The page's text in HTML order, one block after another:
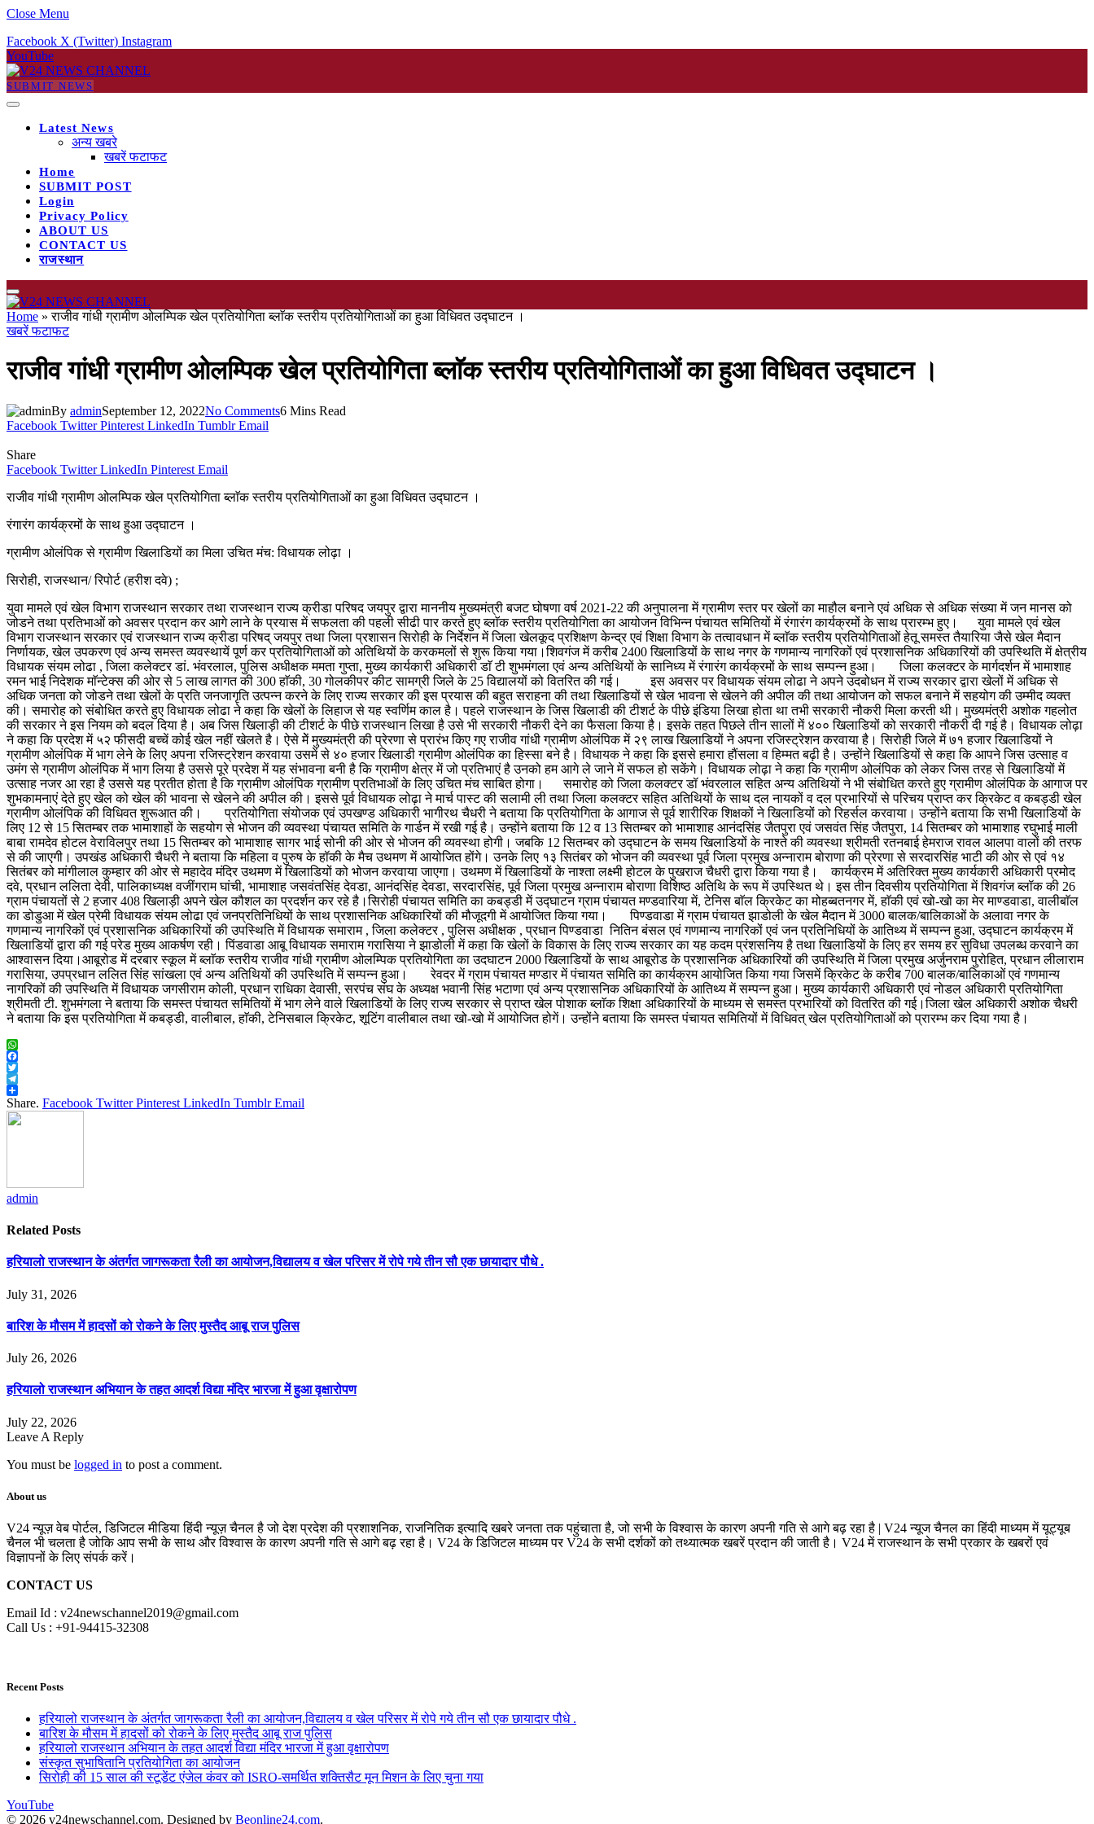
Close Menu
Facebook X (Twitter) Instagram
YouTube
SUBMIT NEWS
Latest News
अन्य खबरे
खबरें फटाफट
Home
SUBMIT POST
Login
Privacy Policy
ABOUT US
CONTACT US
राजस्थान
Home »राजीव गांधी ग्रामीण ओलम्पिक खेल प्रतियोगिता ब्लाॅक स्तरीय प्रतियोगिताओं का हुआ विधिवत उद्घाटन ।
खबरें फटाफट
राजीव गांधी ग्रामीण ओलम्पिक खेल प्रतियोगिता ब्लाॅक स्तरीय प्रतियोगिताओं का हुआ विधिवत उद्घाटन ।
By adminSeptember 12, 2022No Comments6 Mins Read
Facebook Twitter Pinterest LinkedIn Tumblr Email
Share
Facebook Twitter LinkedIn Pinterest Email
राजीव गांधी ग्रामीण ओलम्पिक खेल प्रतियोगिता ब्लाॅक स्तरीय प्रतियोगिताओं का हुआ विधिवत उद्घाटन ।
रंगारंग कार्यक्रमों के साथ हुआ उद्घाटन ।
ग्रामीण ओलंपिक से ग्रामीण खिलाडियों का मिला उचित मंच: विधायक लोढ़ा ।
सिरोही, राजस्थान/ रिपोर्ट (हरीश दवे) ;
युवा मामले एवं खेल विभाग राजस्थान सरकार तथा राजस्थान राज्य क्रीडा परिषद जयपुर द्वारा माननीय मुख्यमंत्री बजट घोषणा वर्ष 2021-22 की अनुपालना में ग्रामीण स्तर पर खेलों का माहौल बनाने एवं अधिक से अधिक संख्या में जन मानस को
जोडने तथा प्रतिभाओं को अवसर प्रदान कर आगे लाने के प्रयास में सफलता की पहली सीढी पार करते हुए ब्लाॅक स्तरीय प्रतियोगिता का आयोजन विभिन्न पंचायत समितियों में रंगारंग कार्यक्रमों के साथ प्रारम्भ हुए। युवा मामले एवं खेल
विभाग राजस्थान सरकार एवं राजस्थान राज्य क्रीडा परिषद् जयपुर तथा जिला प्रशासन सिरोही के निर्देशन में जिला खेलकूद प्रशिक्षण केन्द्र एवं शिक्षा विभाग के तत्वावधान में ब्लाॅक स्तरीय प्रतियोगिताओं हेतू समस्त तैयारिया जैसे खेल मैदान
निर्णायक, खेल उपकरण एवं अन्य समस्त व्यवस्थायें पूर्ण कर प्रतियोगिताओं को अतिथियों के करकमलों से शुरू किया गया।शिवगंज में करीब 2400 खिलाडियों के साथ नगर के गणमान्य नागरिकों एवं प्रशासनिक अधिकारियों की उपस्थिति में क्षेत्रीय
विधायक संयम लोढा , जिला कलेक्टर डां. भंवरलाल, पुलिस अधीक्षक ममता गुप्ता, मुख्य कार्यकारी अधिकारी डाॅ टी शुभमंगला एवं अन्य अतिथियों के सानिध्य में रंगारंग कार्यक्रमों के साथ सम्पन्न हुआ। जिला कलक्टर के मार्गदर्शन में भामाशाह
रमन भाई निदेशक माॅन्टेक्स की ओर से 5 लाख लागत की 300 हाॅकी, 30 गोलकीपर कीट सामग्री जिले के 25 विद्यालयों को वितरित की गई। इस अवसर पर विधायक संयम लोढा ने अपने उदबोधन में राज्य सरकार द्वारा खेलों में अधिक से
अधिक जनता को जोडने तथा खेलों के प्रति जनजागृति उत्पन्न करने के लिए राज्य सरकार की इस प्रयास की बहुत सराहना की तथा खिलाडियों से खेल भावना से खेलने की अपील की तथा आयोजन को सफल बनाने में सहयोग की उम्मीद व्यक्त
की। समारोह को संबोधित करते हुए विधायक लोढा ने कहा कि खेलों के लिहाज से यह स्वर्णिम काल है। पहले राजस्थान के जिस खिलाडी की टीशर्ट के पीछे इंडिया लिखा होता था तभी सरकारी नौकरी मिला करती थी। मुख्यमंत्री अशोक गहलोत
की सरकार ने इस नियम को बदल दिया है। अब जिस खिलाड़ी की टीशर्ट के पीछे राजस्थान लिखा है उसे भी सरकारी नौकरी देने का फैसला किया है। इसके तहत पिछले तीन सालों में ४०० खिलाडियों को सरकारी नौकरी दी गई है। विधायक लोढ़ा
ने कहा कि प्रदेश में ५२ फीसदी बच्चें कोई खेल नहीं खेलते है। ऐसे मेें मुख्यमंत्री की प्रेरणा से प्रारंभ किए गए राजीव गांधी ग्रामीण ओलंपिक में २९ लाख खिलाडियों ने अपना रजिस्ट्रेशन करवाया है। सिरोही जिले में ७१ हजार खिलाडियों ने
ग्रामीण ओलंपिक में भाग लेने के लिए अपना रजिस्ट्रेशन करवाया उसमें से ४० हजार खिलाडी ग्रामीण ओलंपिक का हिस्सा बने है। विधायक ने कहा कि इससे हमारा हौंसला व हिम्मत बढ़ी है। उन्होंने खिलाडियों से कहा कि आपने जिस उत्साह व
उमंग से ग्रामीण ओलंपिक में भाग लिया है उससे पूरे प्रदेश में यह संभावना बनी है कि ग्रामीण क्षेत्र में जो प्रतिभाएं है उनको हम आगे ले जाने में सफल हो सकेंगे। विधायक लोढ़ा ने कहा कि ग्रामीण ओलंपिक को लेकर जिस तरह से खिलाडियों में
उत्साह नजर आ रहा है उससे यह प्रतीत होता है कि ग्रामीण ओलंपिक ग्रामीण प्रतिभाओं के लिए उचित मंच साबित होगा। समारोह को जिला कलक्टर डॉ भंवरलाल सहित अन्य अतिथियों ने भी संबोधित करते हुए ग्रामीण ओलंपिक के आगाज पर
शुभकामनाएं देते हुए खेल को खेल की भावना से खेलने की अपील की। इससे पूर्व विधायक लोढ़ा ने मार्च पास्ट की सलामी ली तथा जिला कलक्टर सहित अतिथियों के साथ दल नायकों व दल प्रभारियों से परिचय प्राप्त कर क्रिकेट व कबड्डी खेल
ग्रामीण ओलंपिक की विधिवत शुरूआत की। प्रतियोगिता संयोजक एवं उपखण्ड अधिकारी भागीरथ चैधरी ने बताया कि प्रतियोगिता के आगाज से पूर्व शारीरिक शिक्षकों ने खिलाडियों को रिहर्सल करवाया। उन्होंने बताया कि सभी खिलाडियों के
लिए 12 से 15 सितम्बर तक भामाशाहों के सहयोग से भोजन की व्यवस्था पंचायत समिति के गार्डन में रखी गई है। उन्होंने बताया कि 12 व 13 सितम्बर को भामाशाह आनंदसिंह जैतपुरा एवं जसवंत सिंह जैतपुरा, 14 सितम्बर को भामाशाह रघुभाई माली
बाबा रामदेव होटल वेराविलपुर तथा 15 सितम्बर को भामाशाह सागर भाई सोनी की ओर से भोजन की व्यवस्था होगी। जबकि 12 सितम्बर को उद्घाटन के समय खिलाडियों के नाश्ते की व्यवस्था श्रीमती रतनबाई हेमराज रावल आलपा वालों की तरफ
से की जाएगी। उपखंड अधिकारी चैधरी ने बताया कि महिला व पुरुष के हॉकी के मैच उथमण में आयोजित होंगे। उनके लिए १३ सितंबर को भोजन की व्यवस्था पूर्व जिला प्रमुख अन्नाराम बोराणा की प्रेरणा से सरदारसिंह भाटी की ओर से एवं १४
सितंबर को मांगीलाल कुम्हार की ओर से महादेव मंदिर उथमण में खिलाडियों को भोजन करवाया जाएगा। उथमण में खिलाडियों के नाश्ता लक्ष्मी होटल के पुखराज चैधरी द्वारा किया गया है। कार्यक्रम में अतिरिक्त मुख्य कार्यकारी अधिकारी प्रमोद
दवे, प्रधान ललिता देवी, पालिकाध्यक्ष वजींगराम घांची, भामाशाह जसवंतसिंह देवडा, आनंदसिंह देवडा, सरदारसिंह, पूर्व जिला प्रमुख अन्नाराम बोराणा विशिष्ठ अतिथि के रूप में उपस्थित थे। इस तीन दिवसीय प्रतियोगिता में शिवगंज ब्लॉक की 26
ग्राम पंचायतों से 2 हजार 408 खिलाड़ी अपने खेल कौशल का प्रदर्शन कर रहे है।सिरोही पंचायत समिति का कबड्डी में उद्घाटन ग्राम पंचायत मण्डवारिया में, टेनिस बाॅल क्रिकेट का मोहब्बतनगर में, हाॅकी एवं खो-खो का मेर माण्डवाडा, वालीबाॅल
का डोडुआ में खेल प्रेमी विधायक संयम लोढा एवं जनप्रतिनिधियों के साथ प्रशासनिक अधिकारियों की मौजूदगी में आयोजित किया गया। पिण्डवाडा में ग्राम पंचायत झाडोली के खेल मैदान में 3000 बालक/बालिकाओं के अलावा नगर के
गणमान्य नागरिकों एवं प्रशासनिक अधिकारियों की उपस्थिति में विधायक समाराम , जिला कलेक्टर , पुलिस अधीक्षक , प्रधान पिण्डवाडा नितिन बंसल एवं गणमान्य नागरिकों एवं जन प्रतिनिधियों के आतिथ्य में सम्पन्न हुआ, उद्घाटन कार्यक्रम में
खिलाडियों द्वारा की गई परेड मुख्य आकर्षण रही। पिंडवाडा आबू विधायक समाराम गरासिया ने झाडोली में कहा कि खेलों के विकास के लिए राज्य सरकार का यह कदम प्रंशसनिय है तथा खिलाडियों के लिए हर समय हर सुविधा उपलब्ध करवाने का
आश्वासन दिया।आबूरोड में दरबार स्कूल में ब्लाॅक स्तरीय राजीव गांधी ग्रामीण ओलम्पिक प्रतियोगिता का उदघाटन 2000 खिलाडियों के साथ आबूरोड के प्रशासनिक अधिकारियों की उपस्थिति में जिला प्रमुख अर्जुनराम पुरोहित, प्रधान लीलाराम
गरासिया, उपप्रधान ललित सिंह सांखला एवं अन्य अतिथियों की उपस्थिति में सम्पन्न हुआ। रेवदर में ग्राम पंचायत मण्डार में पंचायत समिति का कार्यक्रम आयोजित किया गया जिसमें क्रिकेट के करीब 700 बालक/बालिकाओं एवं गणमान्य
नागरिकों की उपस्थिति में विधायक जगसीराम कोली, प्रधान राधिका देवासी, सरपंच संघ के अध्यक्ष भवानी सिंह भटाणा एवं अन्य प्रशासनिक अधिकारियों के आतिथ्य में सम्पन्न हुआ। मुख्य कार्यकारी अधिकारी एवं नोडल अधिकारी प्रतियोगिता
श्रीमती टी. शुभमंगला ने बताया कि समस्त पंचायत समितियों में भाग लेने वाले खिलाडियों के लिए राज्य सरकार से प्राप्त खेल पोशाक ब्लाॅक शिक्षा अधिकारियों के माध्यम से समस्त प्रभारियों को वितरित की गई।जिला खेल अधिकारी अशोक चैधरी
ने बताया कि इस प्रतियोगिता में कबड्डी, वालीबाल, हाॅकी, टेनिसबाल क्रिकेट, शूटिंग वालीबाल तथा खो-खो में आयोजित होगें। उन्होंने बताया कि समस्त पंचायत समितियों में विधिवत् खेल प्रतियोगिताओं को प्रारम्भ कर दिया गया है।
WhatsApp
Facebook
Twitter
Telegram
Share
Share. Facebook Twitter Pinterest LinkedIn Tumblr Email
admin
Related Posts
हरियालो राजस्थान के अंतर्गत जागरूकता रैली का आयोजन,विद्यालय व खेल परिसर में रोपे गये तीन सौ एक छायादार पौधे .
July 31, 2026
बारिश के मौसम में हादसों को रोकने के लिए मुस्तैद आबू राज पुलिस
July 26, 2026
हरियालो राजस्थान अभियान के तहत आदर्श विद्या मंदिर भारजा में हुआ वृक्षारोपण
July 22, 2026
Leave A Reply
You must be logged in to post a comment.
About us
V24 न्यूज़ वेब पोर्टल, डिजिटल मीडिया हिंदी न्यूज़ चैनल है जो देश प्रदेश की प्रशाशनिक, राजनितिक इत्यादि खबरे जनता तक पहुंचाता है, जो सभी के विश्वास के कारण अपनी गति से आगे बढ़ रहा है | V24 न्यूज चैनल का हिंदी माध्यम में यूट्यूब
चैनल भी चलता है जोकि आप सभी के साथ और विश्वास के कारण अपनी गति से आगे बढ़ रहा है। V24 के डिजिटल माध्यम पर V24 के सभी दर्शकों को तथ्यात्मक खबरें प्रदान की जाती है। V24 में राजस्थान के सभी प्रकार के खबरों एवं
विज्ञापनों के लिए संपर्क करें।
CONTACT US
Email Id : v24newschannel2019@gmail.com
Call Us : +91-94415-32308
Recent Posts
हरियालो राजस्थान के अंतर्गत जागरूकता रैली का आयोजन,विद्यालय व खेल परिसर में रोपे गये तीन सौ एक छायादार पौधे .
बारिश के मौसम में हादसों को रोकने के लिए मुस्तैद आबू राज पुलिस
हरियालो राजस्थान अभियान के तहत आदर्श विद्या मंदिर भारजा में हुआ वृक्षारोपण
संस्कृत सुभाषितानि प्रतियोगिता का आयोजन
सिरोही की 15 साल की स्टूडेंट एंजेल कंवर को ISRO-समर्थित शक्तिसैट मून मिशन के लिए चुना गया
YouTube
© 2026 v24newschannel.com. Designed by Beonline24.com.